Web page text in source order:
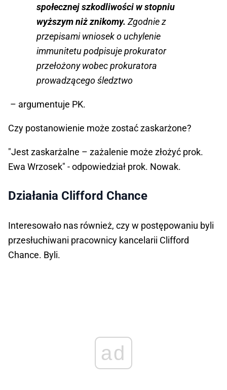
społecznej szkodliwości w stopniu
wyższym niż znikomy. Zgodnie z
przepisami wniosek o uchylenie
immunitetu podpisuje prokurator
przełożony wobec prokuratora
prowadzącego śledztwo
– argumentuje PK.
Czy postanowienie może zostać zaskarżone?
"Jest zaskarżalne – zażalenie może złożyć prok.
Ewa Wrzosek" - odpowiedział prok. Nowak.
Działania Clifford Chance
Interesowało nas również, czy w postępowaniu byli
przesłuchiwani pracownicy kancelarii Clifford
Chance. Byli.
ad